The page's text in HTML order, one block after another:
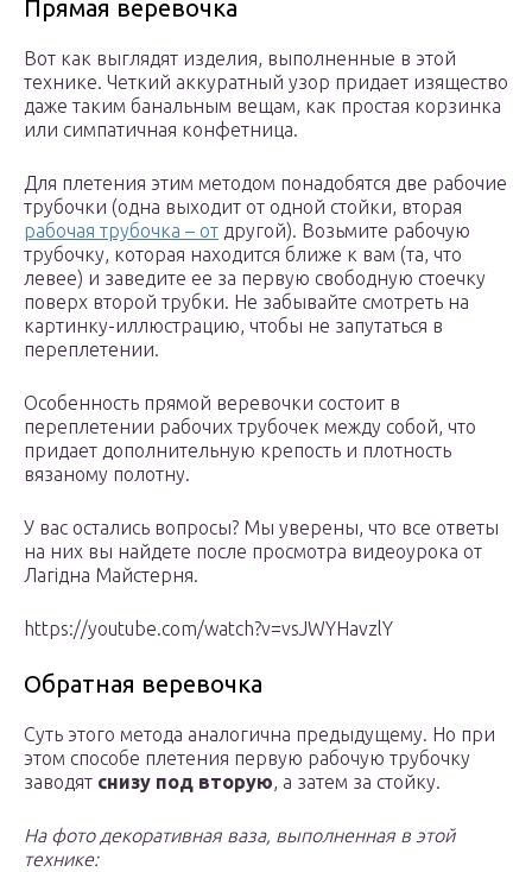
Прямая веревочка
Вот как выглядят изделия, выполненные в этой
технике. Четкий аккуратный узор придает изящество
даже таким банальным вещам, как простая корзинка
или симпатичная конфетница.
Для плетения этим методом понадобятся две рабочие
трубочки (одна выходит от одной стойки, вторая
рабочая трубочка – от другой). Возьмите рабочую
трубочку, которая находится ближе к вам (та, что
левее) и заведите ее за первую свободную стоечку
поверх второй трубки. Не забывайте смотреть на
картинку-иллюстрацию, чтобы не запутаться в
переплетении.
Особенность прямой веревочки состоит в
переплетении рабочих трубочек между собой, что
придает дополнительную крепость и плотность
вязаному полотну.
У вас остались вопросы? Мы уверены, что все ответы
на них вы найдете после просмотра видеоурока от
Лагідна Майстерня.
https://youtube.com/watch?v=vsJWYHavzlY
Обратная веревочка
Суть этого метода аналогична предыдущему. Но при
этом способе плетения первую рабочую трубочку
заводят снизу под вторую, а затем за стойку.
На фото декоративная ваза, выполненная в этой
технике: